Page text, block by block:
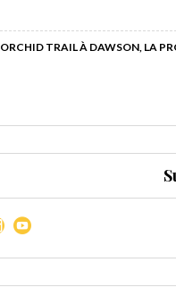
ORCHID TRAIL À DAWSON, LA